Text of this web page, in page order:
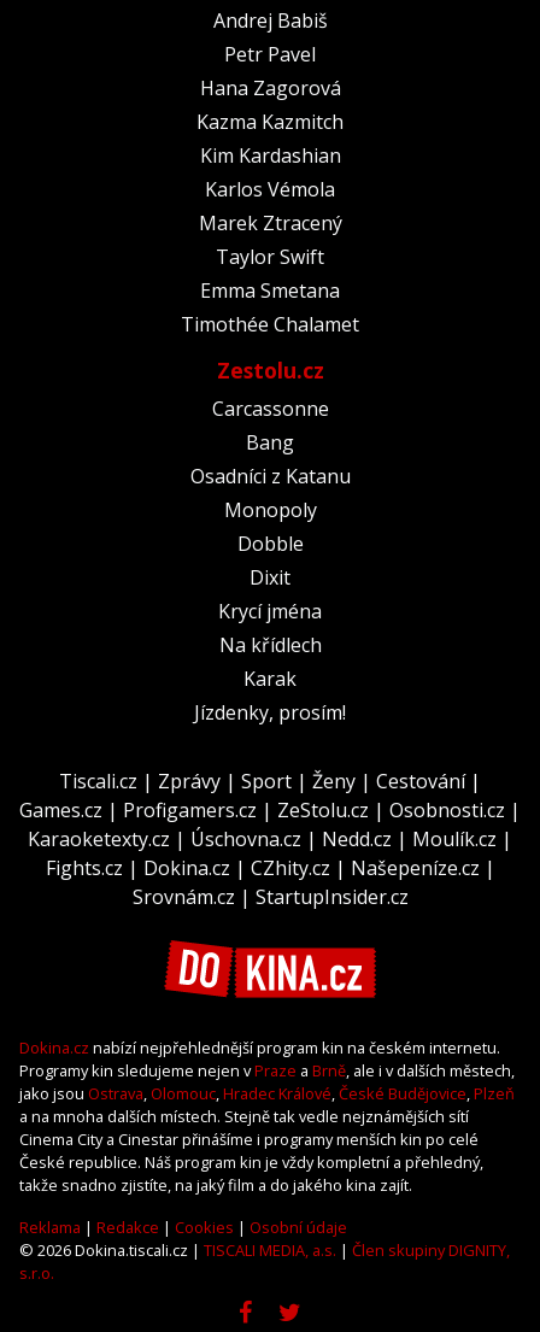
Andrej Babiš
Petr Pavel
Hana Zagorová
Kazma Kazmitch
Kim Kardashian
Karlos Vémola
Marek Ztracený
Taylor Swift
Emma Smetana
Timothée Chalamet
Zestolu.cz
Carcassonne
Bang
Osadníci z Katanu
Monopoly
Dobble
Dixit
Krycí jména
Na křídlech
Karak
Jízdenky, prosím!
Tiscali.cz | Zprávy | Sport | Ženy | Cestování|
Games.cz | Profigamers.cz | ZeStolu.cz | Osobnosti.cz |
Karaoketexty.cz | Úschovna.cz | Nedd.cz | Moulík.cz |
Fights.cz | Dokina.cz | CZhity.cz | Našepeníze.cz |
Srovnám.cz | StartupInsider.cz
Dokina.cz nabízí nejpřehlednější program kin na českém internetu.
Programy kin sledujeme nejen vPraze a Brně, ale i v dalších městech,
jako jsou Ostrava, Olomouc,Hradec Králové,České Budějovice,Plzeň
a na mnoha dalších místech. Stejně tak vedle nejznámějších sítí
Cinema City a Cinestar přinášíme i programy menších kin po celé
České republice. Náš program kin je vždy kompletní a přehledný,
takže snadno zjistíte, na jaký film a do jakého kina zajít.
Reklama | Redakce | Cookies | Osobní údaje
© 2026 Dokina.tiscali.cz | TISCALI MEDIA, a.s. | Člen skupiny DIGNITY,
s.r.o.